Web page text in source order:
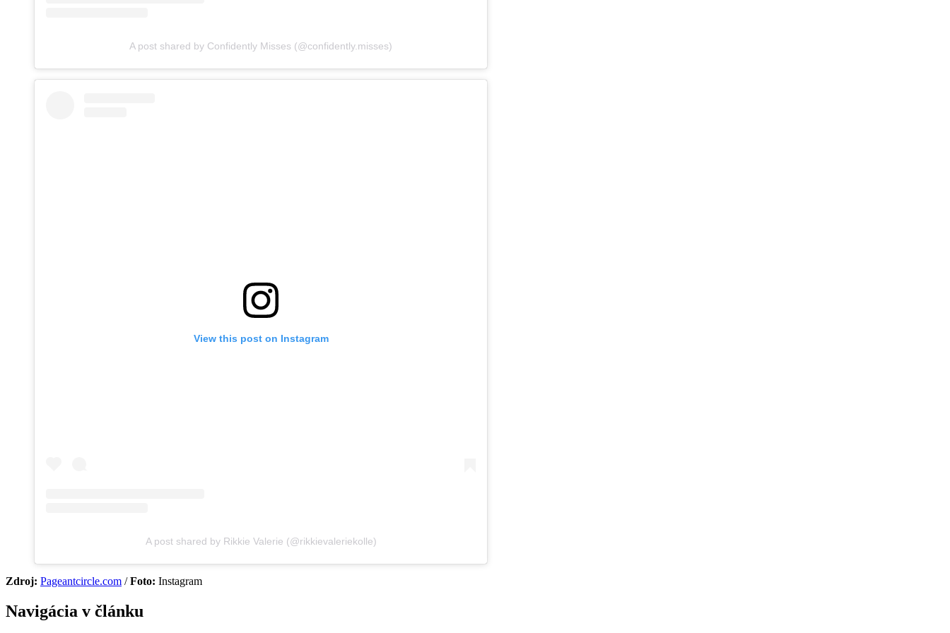
A post shared by Confidently Misses (@confidently.misses)
View this post on Instagram
A post shared by Rikkie Valerie (@rikkievaleriekolle)
Zdroj: Pageantcircle.com /Foto: Instagram
Navigácia v článku